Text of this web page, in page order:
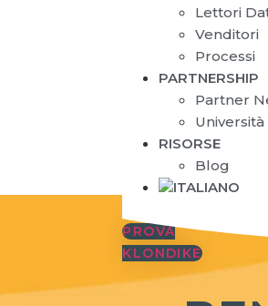
Lettori
Venditori
Processi
PARTNERSHIP
Partner
RISORSE
Blog
PROVA
KLONDIKE